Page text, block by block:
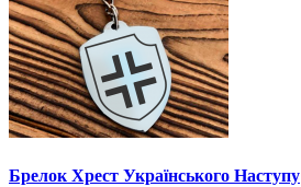
Брелок Хрест Українського Наступу